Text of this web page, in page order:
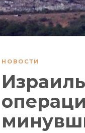
НОВОСТИ